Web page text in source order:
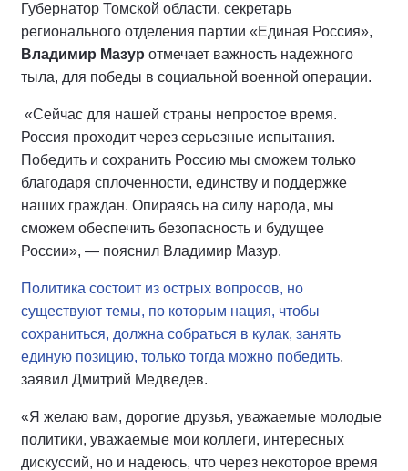
Губернатор Томской области, секретарь
регионального отделения партии «Единая Россия»,
Владимир Мазур отмечает важность надежного
тыла, для победы в социальной военной операции.
«Сейчас для нашей страны непростое время.
Россия проходит через серьезные испытания.
Победить и сохранить Россию мы сможем только
благодаря сплоченности, единству и поддержке
наших граждан. Опираясь на силу народа, мы
сможем обеспечить безопасность и будущее
России», — пояснил Владимир Мазур.
Политика состоит из острых вопросов, но
существуют темы, по которым нация, чтобы
сохраниться, должна собраться в кулак, занять
единую позицию, только тогда можно победить,
заявил Дмитрий Медведев.
«Я желаю вам, дорогие друзья, уважаемые молодые
политики, уважаемые мои коллеги, интересных
дискуссий, но и надеюсь, что через некоторое время